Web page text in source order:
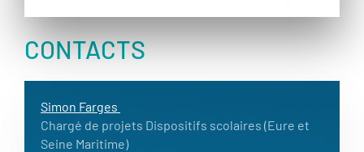
CONTACTS
Simon Farges
Chargé de projets Dispositifs scolaires (Eure et
Seine Maritime)